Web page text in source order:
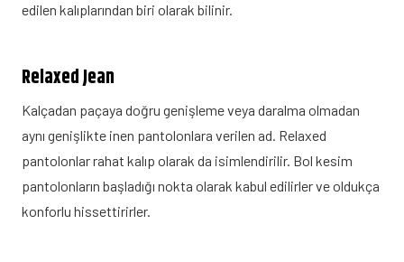
edilen kalıplarından biri olarak bilinir.
Relaxed Jean
Kalçadan paçaya doğru genişleme veya daralma olmadan
aynı genişlikte inen pantolonlara verilen ad. Relaxed
pantolonlar rahat kalıp olarak da isimlendirilir. Bol kesim
pantolonların başladığı nokta olarak kabul edilirler ve oldukça
konforlu hissettirirler.